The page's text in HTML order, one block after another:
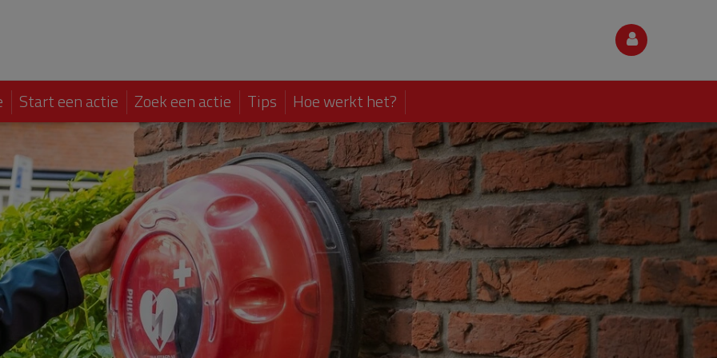
Start een actie Zoek een actie Tips Hoe werkt het?